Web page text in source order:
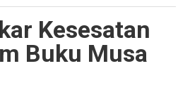
Kesesatan
Buku Musa